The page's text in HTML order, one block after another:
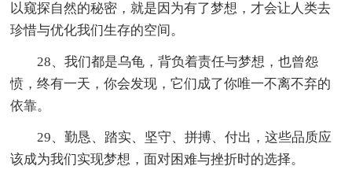
以窥探自然的秘密，就是因为有了梦想，才会让人类去
珍惜与优化我们生存的空间。
28、我们都是乌龟，背负着责任与梦想，也曾怨
愤，终有一天，你会发现，它们成了你唯一不离不弃的
依靠。
29、勤恳、踏实、坚守、拼搏、付出，这些品质应
该成为我们实现梦想，面对困难与挫折时的选择。